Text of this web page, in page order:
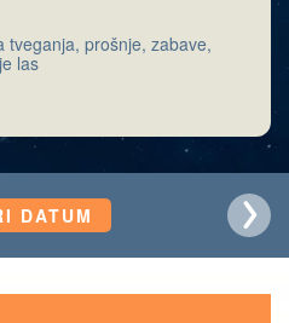
tveganja, prošnje, zabave,
las
DATUM